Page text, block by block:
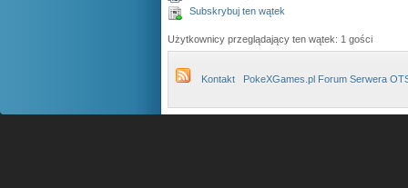
Subskrybuj ten wątek
Użytkownicy przeglądający ten wątek: 1 gości
Kontakt PokeXGames.pl Forum Serwera